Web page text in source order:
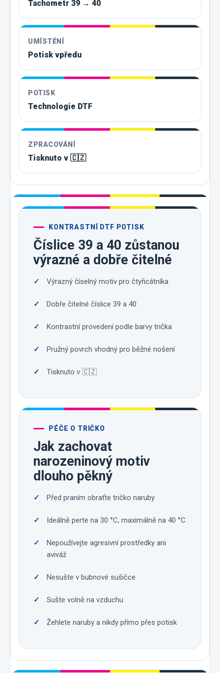
Tachometr 39 → 40
UMÍSTĚNÍ
Potisk vpředu
POTISK
Technologie DTF
ZPRACOVÁNÍ
Tisknuto v 🇨🇿
KONTRASTNÍ DTF POTISK
Číslice 39 a 40 zůstanou
výrazné a dobře čitelné
Výrazný číselný motiv pro čtyřicátníka
Dobře čitelné číslice 39 a 40
Kontrastní provedení podle barvy trička
Pružný povrch vhodný pro běžné nošení
Tisknuto v 🇨🇿
PÉČE O TRIČKO
Jak zachovat
narozeninový motiv
dlouho pěkný
Před praním obraťte tričko naruby
Ideálně perte na 30 °C, maximálně na 40 °C
Nepoužívejte agresivní prostředky ani
aviváž
Nesušte v bubnové sušičce
Sušte volně na vzduchu
Žehlete naruby a nikdy přímo přes potisk